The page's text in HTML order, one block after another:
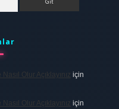
Olur Açıklayınız için
Olur Açıklayınız için